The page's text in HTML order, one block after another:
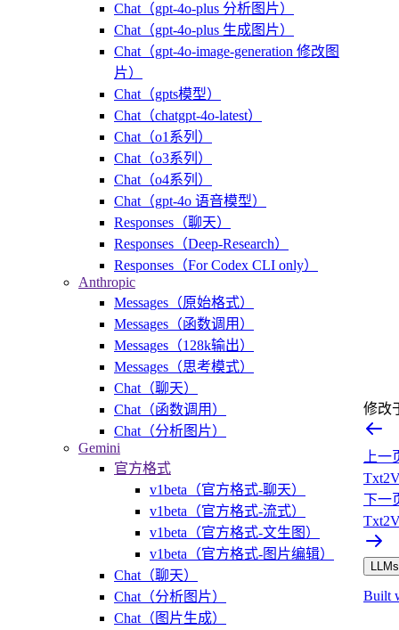
Chat（gpt-4o-plus 分析图片）
Chat（gpt-4o-plus 生成图片）
Chat（gpt-4o-image-generation 修改图
片）
Chat（gpts模型）
Chat（chatgpt-4o-latest）
Chat（o1系列）
Chat（o3系列）
Chat（o4系列）
Chat（gpt-4o 语音模型）
Responses（聊天）
Responses（Deep-Research）
Responses（For Codex CLI only）
Anthropic
Messages（原始格式）
Messages（函数调用）
Messages（128k输出）
Messages（思考模式）
Chat（聊天）
Chat（函数调用）
Chat（分析图片）
Gemini
官方格式
v1beta（官方格式-聊天）
v1beta（官方格式-流式）
v1beta（官方格式-文生图）
v1beta（官方格式-图片编辑）
Chat（聊天）
Chat（分析图片）
Chat（图片生成）
修改
上一
下一
Built